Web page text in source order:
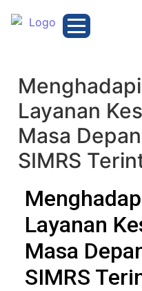
Layanan
Masa
SIMRS
Layanan
Masa
SIMRS